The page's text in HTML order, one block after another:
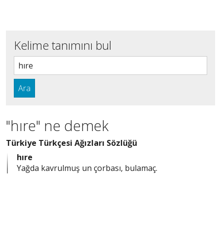
Kelime tanımını bul
Ara
"hıre" ne demek
Türkiye Türkçesi Ağızları Sözlüğü
hıre
Yağda kavrulmuş un çorbası, bulamaç.